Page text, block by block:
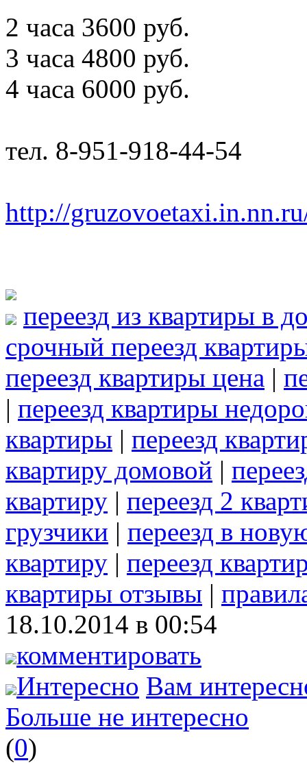
2 часа 3600 руб.
3 часа 4800 руб.
4 часа 6000 руб.
тел. 8-951-918-44-54
http://
переезд из квартиры в
срочный переезд
переезд квартиры цена |
| переезд квартиры
квартиры | переезд
квартиру домовой |
квартиру | переезд 2
грузчики | переезд в
квартиру | переезд
квартиры отзывы |
18.10.2014 в 00:54
комментировать
Интересно Вам
Больше не интересно
(0)